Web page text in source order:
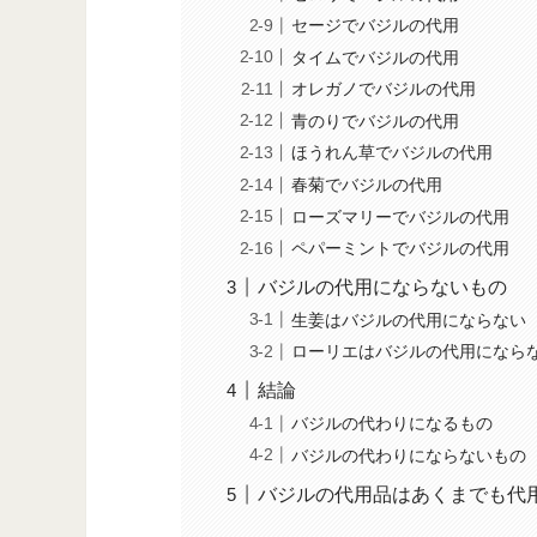
セージでバジルの代用
タイムでバジルの代用
オレガノでバジルの代用
青のりでバジルの代用
ほうれん草でバジルの代用
春菊でバジルの代用
ローズマリーでバジルの代用
ペパーミントでバジルの代用
バジルの代用にならないもの
生姜はバジルの代用にならない
ローリエはバジルの代用になら
結論
バジルの代わりになるもの
バジルの代わりにならないもの
バジルの代用品はあくまでも代